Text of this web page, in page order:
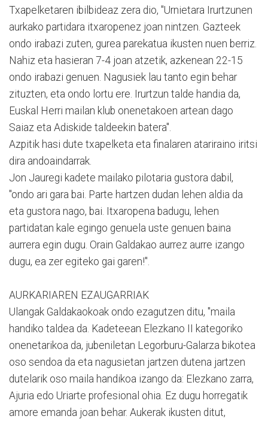
Txapelketaren ibilbideaz zera dio, "Urnietara Irurtzunen
aurkako partidara itxaropenez joan nintzen. Gazteek
ondo irabazi zuten, gurea parekatua ikusten nuen berriz.
Nahiz eta hasieran 7-4 joan atzetik, azkenean 22-15
ondo irabazi genuen. Nagusiek lau tanto egin behar
zituzten, eta ondo lortu ere. Irurtzun talde handia da,
Euskal Herri mailan klub onenetakoen artean dago
Saiaz eta Adiskide taldeekin batera".
Azpitik hasi dute txapelketa eta finalaren atariraino iritsi
dira andoaindarrak.
Jon Jauregi kadete mailako pilotaria gustora dabil,
"ondo ari gara bai. Parte hartzen dudan lehen aldia da
eta gustora nago, bai. Itxaropena badugu, lehen
partidatan kale egingo genuela uste genuen baina
aurrera egin dugu. Orain Galdakao aurrez aurre izango
dugu, ea zer egiteko gai garen!".
AURKARIAREN EZAUGARRIAK
Ulangak Galdakaokoak ondo ezagutzen ditu, "maila
handiko taldea da. Kadeteean Elezkano II kategoriko
onenetarikoa da, jubeniletan Legorburu-Galarza bikotea
oso sendoa da eta nagusietan jartzen dutena jartzen
dutelarik oso maila handikoa izango da: Elezkano zarra,
Ajuria edo Uriarte profesional ohia. Ez dugu horregatik
amore emanda joan behar. Aukerak ikusten ditut,